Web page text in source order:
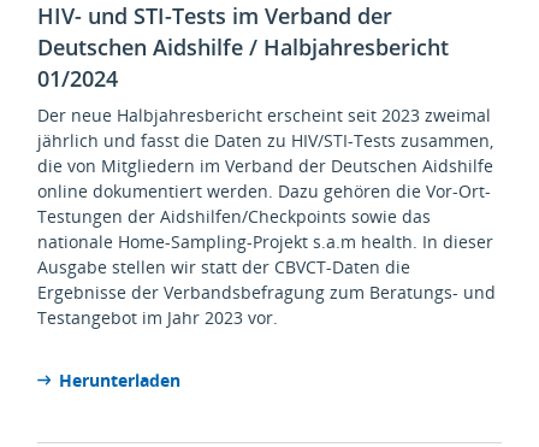
HIV- und STI-Tests im Verband der
Deutschen Aidshilfe / Halbjahresbericht
01/2024
Der neue Halbjahresbericht erscheint seit 2023 zweimal
jährlich und fasst die Daten zu HIV/STI-Tests zusammen,
die von Mitgliedern im Verband der Deutschen Aidshilfe
online dokumentiert werden. Dazu gehören die Vor-Ort-
Testungen der Aidshilfen/Checkpoints sowie das
nationale Home-Sampling-Projekt s.a.m health. In dieser
Ausgabe stellen wir statt der CBVCT-Daten die
Ergebnisse der Verbandsbefragung zum Beratungs- und
Testangebot im Jahr 2023 vor.
Herunterladen